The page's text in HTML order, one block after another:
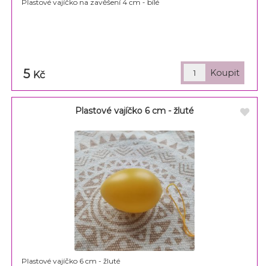
Plastové vajíčko na zavěšení 4 cm - bílé
5 Kč
Plastové vajíčko 6 cm - žluté
Plastové vajíčko 6 cm - žluté